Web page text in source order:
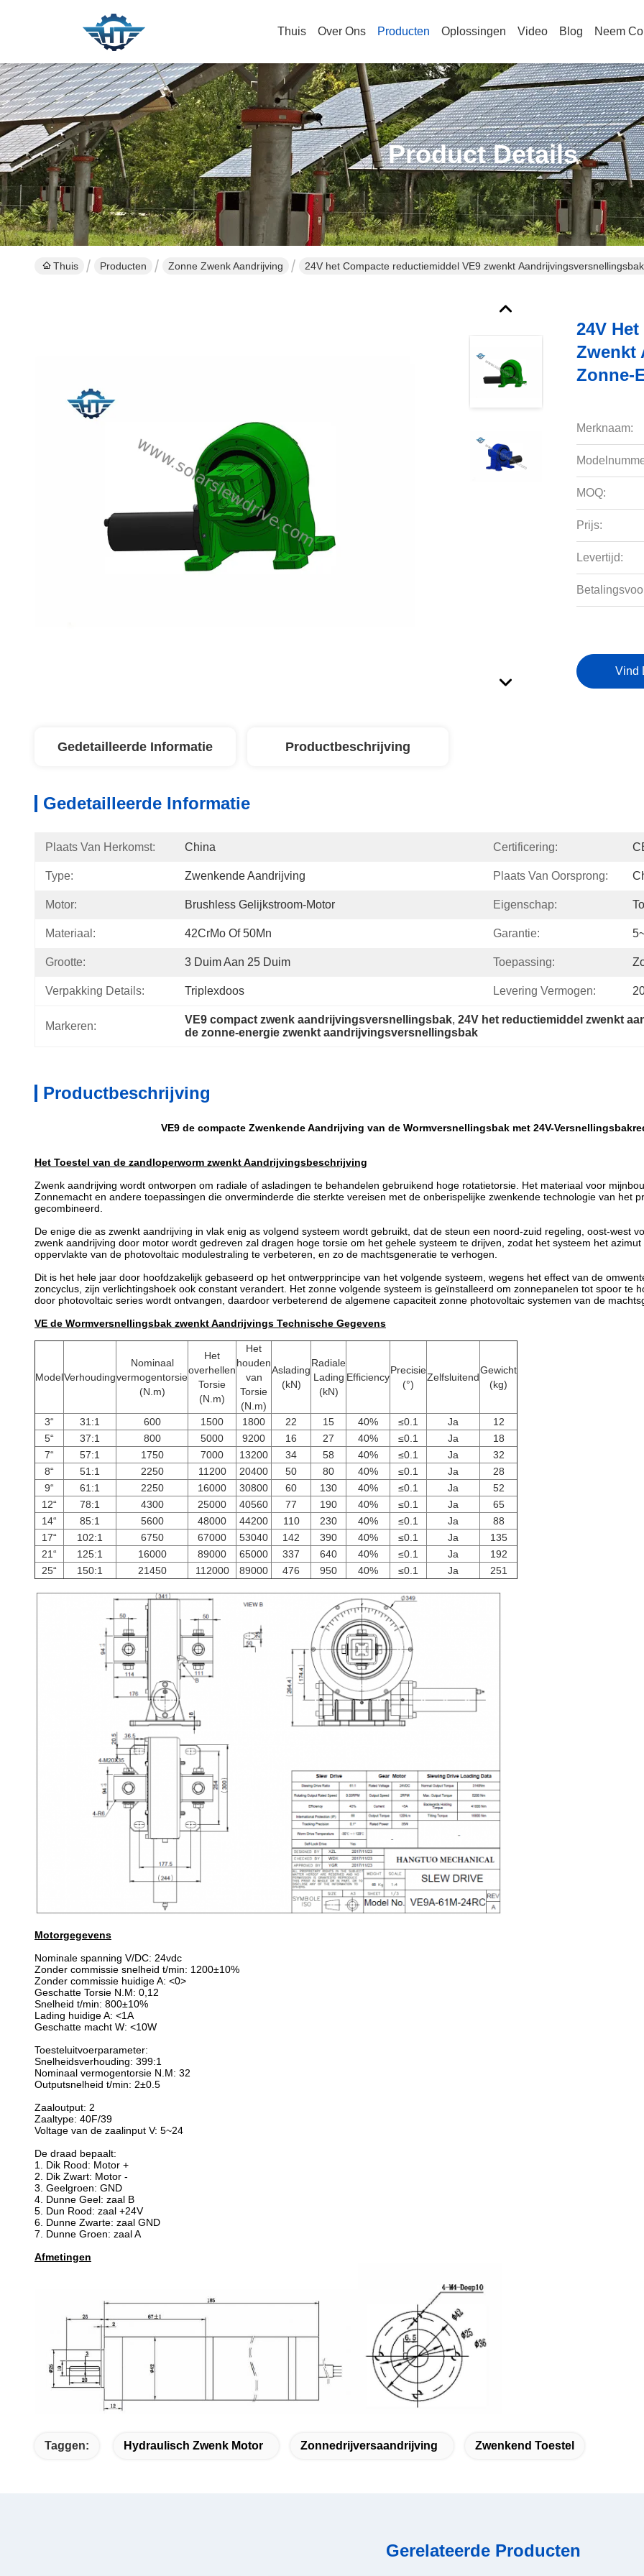
Thuis Over Ons Producten Oplossingen Video Blog Neem
Product Details
Thuis Producten Zonne Zwenk Aandrijving 24V het Compacte reductiemiddel VE9 zwenkt
24V
Zwenkt
Zonne-
Merknaam:
MOQ:
Prijs:
Levertijd:
Vind
Gedetailleerde Informatie Productbeschrijving
Gedetailleerde Informatie
Plaats Van Herkomst: China Certificering:
Type: Zwenkende Aandrijving Plaats Van Oorsprong:
Motor: Brushless Gelijkstroom-Motor Eigenschap:
Materiaal: 42CrMo Of 50Mn Garantie:
Grootte: 3 Duim Aan 25 Duim Toepassing:
Verpakking Details: Triplexdoos Levering Vermogen:
Markeren:
VE9 compact zwenk aandrijvingsversnellingsbak, 24V het reductiemiddel zwenkt
de zonne-energie zwenkt aandrijvingsversnellingsbak
Productbeschrijving
VE9 de compacte Zwenkende Aandrijving van de Wormversnellingsbak met 24V-
Het Toestel van de zandloperworm zwenkt Aandrijvingsbeschrijving
Zwenk aandrijving wordt ontworpen om radiale of asladingen te behandelen gebruikend hoge rotatietorsie. Het materiaal voor
Zonnemacht en andere toepassingen die onverminderde die sterkte vereisen met de onberispelijke zwenkende technologie van het
gecombineerd.
De enige die as zwenkt aandrijving in vlak enig as volgend systeem wordt gebruikt, dat de steun een noord-zuid regeling, oost-west
zwenk aandrijving door motor wordt gedreven zal dragen hoge torsie om het gehele systeem te drijven, zodat het systeem het
oppervlakte van de photovoltaic modulestraling te verbeteren, en zo de machtsgeneratie te verhogen.
Dit is het hele jaar door hoofdzakelijk gebaseerd op het ontwerpprincipe van het volgende systeem, wegens het effect van de
zoncyclus, zijn verlichtingshoek ook constant verandert. Het zonne volgende systeem is geïnstalleerd om zonnepanelen tot spoor te
door photovoltaic series wordt ontvangen, daardoor verbeterend de algemene capaciteit zonne photovoltaic systemen van de
VE de Wormversnellingsbak zwenkt Aandrijvings Technische Gegevens
ModelVerhouding
Nominaal
vermogentorsie
(N.m)
Het
overhellen
Torsie
(N.m)
Het
houden
van
Torsie
(N.m)
Aslading
(kN)
Radiale
Lading
(kN)
Efficiency
Precisie
(°)
Zelfsluitend
Gewicht
(kg)
3“ 31:1 600 1500 1800 22 15 40% ≤0.1 Ja
12
5“
37:1 800 5000 9200 16 27 40% ≤0.1 Ja
18
7“
57:1 1750 7000 13200 34 58 40% ≤0.1 Ja
32
8“
51:1 2250 11200 20400 50 80 40% ≤0.1 Ja
28
9“
61:1 2250 16000 30800 60 130 40% ≤0.1 Ja
52
12“
78:1 4300 25000 40560 77 190 40% ≤0.1 Ja
65
14“
85:1 5600 48000 44200 110 230 40% ≤0.1 Ja
88
17“
102:1 6750 67000 53040 142 390 40% ≤0.1 Ja
135
21“
125:1 16000 89000 65000 337 640 40% ≤0.1 Ja
192
25“
150:1 21450 112000 89000 476 950 40% ≤0.1 Ja 251
Motorgegevens
Nominale spanning V/DC: 24vdc
Zonder commissie snelheid t/min: 1200±10%
Zonder commissie huidige A: <0>
Geschatte Torsie N.M: 0,12
Snelheid t/min: 800±10%
Lading huidige A: <1A
Geschatte macht W: <10W
Toesteluitvoerparameter:
Snelheidsverhouding: 399:1
Nominaal vermogentorsie N.M: 32
Outputsnelheid t/min: 2±0.5
Zaaloutput: 2
Zaaltype: 40F/39
Voltage van de zaalinput V: 5~24
De draad bepaalt:
1. Dik Rood: Motor +
2. Dik Zwart: Motor -
3. Geelgroen: GND
4. Dunne Geel: zaal B
5. Dun Rood: zaal +24V
6. Dunne Zwarte: zaal GND
7. Dunne Groen: zaal A
Afmetingen
Taggen: Hydraulisch Zwenk Motor Zonnedrijversaandrijving Zwenkend Toestel
Gerelateerde Producten